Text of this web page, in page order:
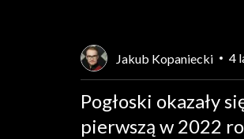
Jakub Kopaniecki 4
Pogłoski okazały
pierwszą w 2022